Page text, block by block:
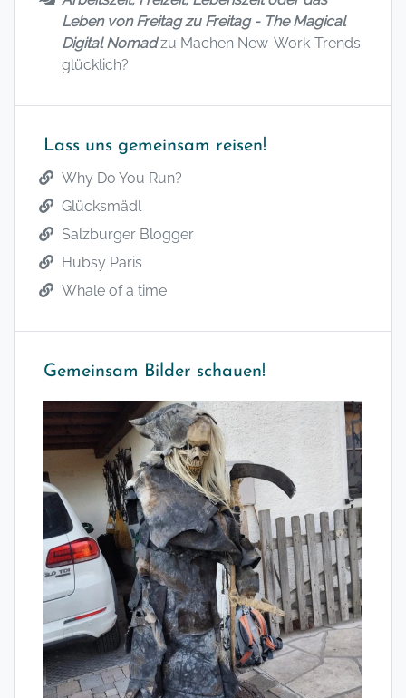
Leben von Freitag zu Freitag - The Magical
Digital Nomadzu Machen New-Work-Trends
glücklich?
Lass uns gemeinsam reisen!
Why Do You Run?
Glücksmädl
Salzburger Blogger
Hubsy Paris
Whale of a time
Gemeinsam Bilder schauen!